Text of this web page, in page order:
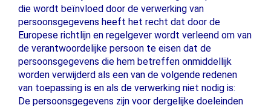
die wordt beïnvloed door de verwerking van
persoonsgegevens heeft het recht dat door de
Europese richtlijn en regelgever wordt verleend om van
de verantwoordelijke persoon te eisen dat de
persoonsgegevens die hem betreffen onmiddellijk
worden verwijderd als een van de volgende redenen
van toepassing is en als de verwerking niet nodig is:
De persoonsgegevens zijn voor dergelijke doeleinden